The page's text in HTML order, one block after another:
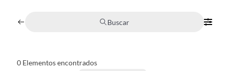
Buscar
0 Elementos encontrados